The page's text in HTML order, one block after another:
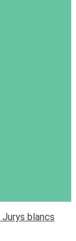
Jurys blancs